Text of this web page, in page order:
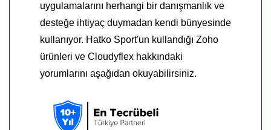
uygulamalarını herhangi bir danışmanlık ve
desteğe ihtiyaç duymadan kendi bünyesinde
kullanıyor. Hatko Sport'un kullandığı Zoho
ürünleri ve Cloudyflex hakkındaki
yorumlarını aşağıdan okuyabilirsiniz.